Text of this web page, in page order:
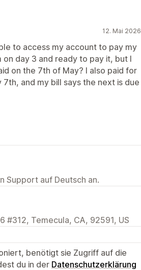
12. Mai 2026
to access my account to pay my
on day 3 and ready to pay it, but I
on the 7th of May? I also paid for
and my bill says the next is due
Support auf Deutsch an.
#312, Temecula, CA, 92591, US
benötigt sie Zugriff auf die
du in der Datenschutzerklärung